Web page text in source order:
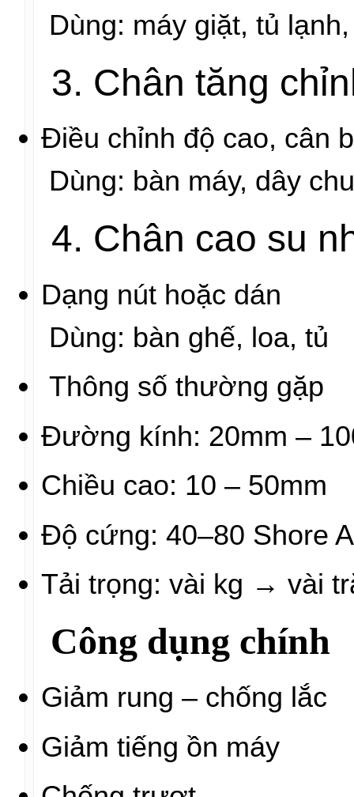
Dùng: máy giặt, tủ
3. Chân tăng
Điều chỉnh độ cao, cân
Dùng: bàn máy, dây
4. Chân cao su
Dạng nút hoặc dán
Dùng: bàn ghế, loa, tủ
Thông số thường gặp
Đường kính: 20mm –
Chiều cao: 10 – 50mm
Độ cứng: 40–80 Shore A
Tải trọng: vài kg → vài
Công dụng chính
Giảm rung – chống lắc
Giảm tiếng ồn máy